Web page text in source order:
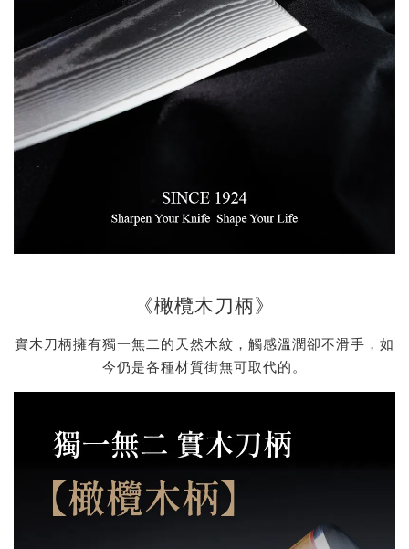
《橄欖木刀柄》
實木刀柄擁有獨一無二的天然木紋，觸感溫潤卻不滑手，如
今仍是各種材質街無可取代的。